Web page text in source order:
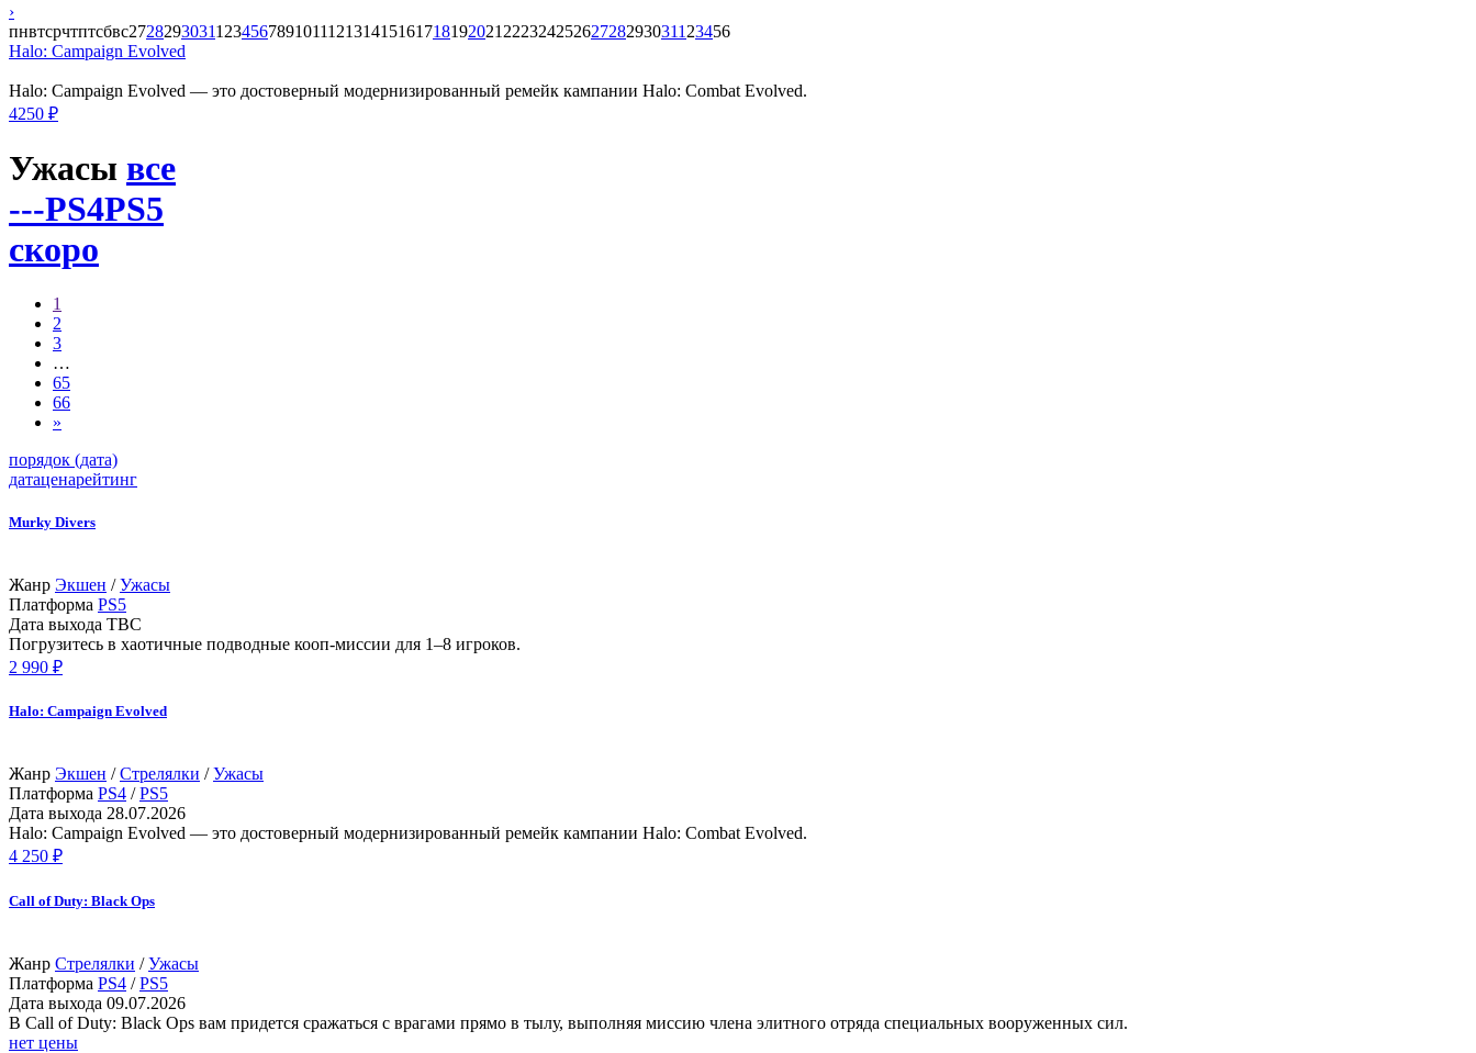
›
пнвтсрчтптсбвс27282930311 23456789101112131415161718192021 222324252627282930311 23456
Halo: Campaign Evolved
Halo: Campaign Evolved — это достоверный модернизированный ремейк кампании Halo: Combat Evolved.
4250 ₽
Ужасы все
---PS4PS5
скоро
1
2
3
…
65
66
»
порядок (дата)
датаценарейтинг
Murky Divers
Жанр Экшен /Ужасы
Платформа PS5
Дата выхода TBC
Погрузитесь в хаотичные подводные кооп-миссии для 1–8 игроков.
2 990 ₽
Halo: Campaign Evolved
Жанр Экшен /Стрелялки /Ужасы
Платформа PS4 /PS5
Дата выхода 28.07.2026
Halo: Campaign Evolved — это достоверный модернизированный ремейк кампании Halo: Combat Evolved.
4 250 ₽
Call of Duty: Black Ops
Жанр Стрелялки /Ужасы
Платформа PS4 /PS5
Дата выхода 09.07.2026
В Call of Duty: Black Ops вам придется сражаться с врагами прямо в тылу, выполняя миссию члена элитного отряда специальных вооруженных сил.
нет цены